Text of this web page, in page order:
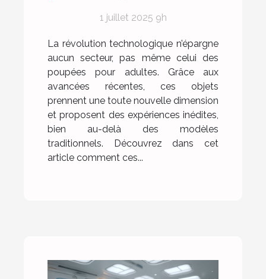
poupées pour adultes
?
1 juillet 2025 9h
La révolution technologique n’épargne
aucun secteur, pas même celui des
poupées pour adultes. Grâce aux
avancées récentes, ces objets
prennent une toute nouvelle dimension
et proposent des expériences inédites,
bien au-delà des modèles
traditionnels. Découvrez dans cet
article comment ces...